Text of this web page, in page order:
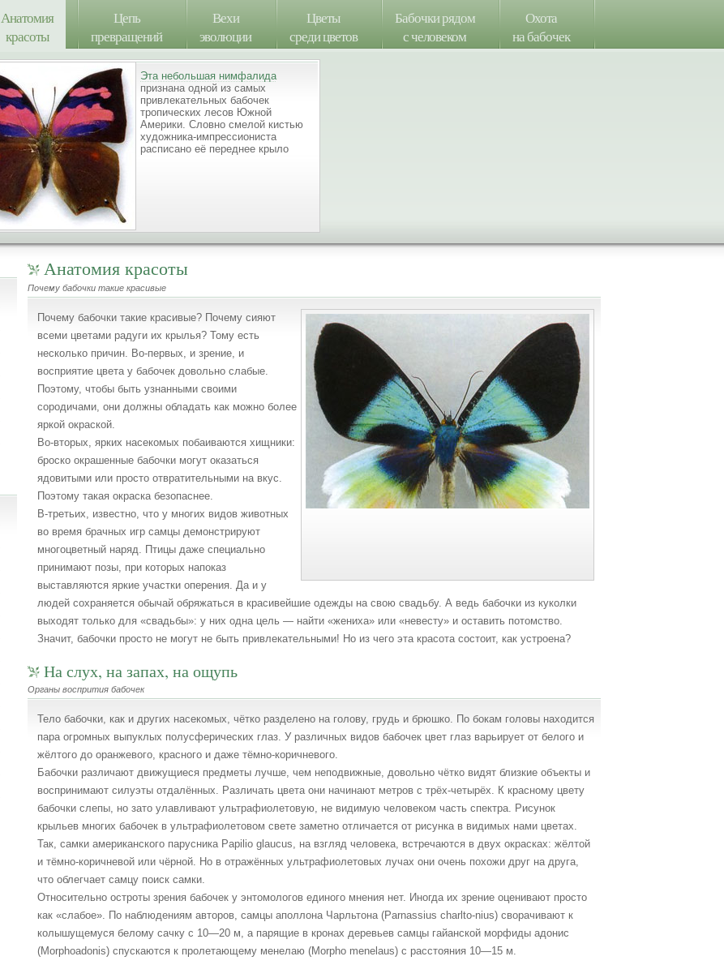
Анатомия
красоты
Цепь
превращений
Вехи
эволюции
Цветы
среди цветов
Бабочки рядом
с человеком
Охота
на бабочек
Эта небольшая нимфалида
признана одной из самых
привлекательных бабочек
тропических лесов Южной
Америки. Словно смелой кистью
художника-импрессиониста
расписано её переднее крыло
Анатомия красоты
Почему бабочки такие красивые
Почему бабочки такие красивые? Почему сияют
всеми цветами радуги их крылья? Тому есть
несколько причин. Во-первых, и зрение, и
восприятие цвета у бабочек довольно слабые.
Поэтому, чтобы быть узнанными своими
сородичами, они должны обладать как можно более
яркой окраской.
Во-вторых, ярких насекомых побаиваются хищники:
броско окрашенные бабочки могут оказаться
ядовитыми или просто отвратительными на вкус.
Поэтому такая окраска безопаснее.
В-третьих, известно, что у многих видов животных
во время брачных игр самцы демонстрируют
многоцветный наряд. Птицы даже специально
принимают позы, при которых напоказ
выставляются яркие участки оперения. Да и у
людей сохраняется обычай обряжаться в красивейшие одежды на свою свадьбу. А ведь бабочки из куколки
выходят только для «свадьбы»: у них одна цель — найти «жениха» или «невесту» и оставить потомство.
Значит, бабочки просто не могут не быть привлекательными! Но из чего эта красота состоит, как устроена?
На слух, на запах, на ощупь
Органы воспрития бабочек
Тело бабочки, как и других насекомых, чётко разделено на голову, грудь и брюшко. По бокам головы находится
пара огромных выпуклых полусферических глаз. У различных видов бабочек цвет глаз варьирует от белого и
жёлтого до оранжевого, красного и даже тёмно-коричневого.
Бабочки различают движущиеся предметы лучше, чем неподвижные, довольно чётко видят близкие объекты и
воспринимают силуэты отдалённых. Различать цвета они начинают метров с трёх-четырёх. К красному цвету
бабочки слепы, но зато улавливают ультрафиолетовую, не видимую человеком часть спектра. Рисунок
крыльев многих бабочек в ультрафиолетовом свете заметно отличается от рисунка в видимых нами цветах.
Так, самки американского парусника Papilio glaucus, на взгляд человека, встречаются в двух окрасках: жёлтой
и тёмно-коричневой или чёрной. Но в отражённых ультрафиолетовых лучах они очень похожи друг на друга,
что облегчает самцу поиск самки.
Относительно остроты зрения бабочек у энтомологов единого мнения нет. Иногда их зрение оценивают просто
как «слабое». По наблюдениям авторов, самцы аполлона Чарльтона (Parnassius charlto-nius) сворачивают к
колышущемуся белому сачку с 10—20 м, а парящие в кронах деревьев самцы гайанской морфиды адонис
(Morphoadonis) спускаются к пролетающему менелаю (Morpho menelaus) с расстояния 10—15 м.